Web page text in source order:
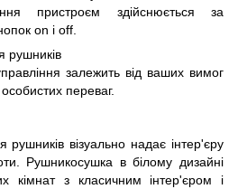
пристроєм здійснюється за
on і off.
залежить від ваших вимог
переваг.
рушників візуально надає інтер'єру
Рушникосушка в білому дизайні
кімнат з класичним інтер'єром і